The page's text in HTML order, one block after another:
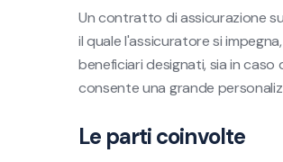
Un contratto di assicurazione
il quale l'assicuratore si
beneficiari designati, sia in
consente una grande
Le parti coinvolte